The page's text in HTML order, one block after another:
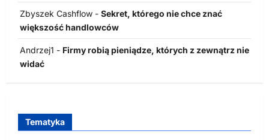
Zbyszek Cashflow - Sekret, którego nie chce znać
większość handlowców
Andrzej1 - Firmy robią pieniądze, których z zewnątrz nie
widać
Tematyka